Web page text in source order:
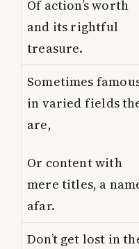
Of action’s worth
and its rightful
treasure.
Sometimes
in varied fields
are,
Or content with
mere titles, a
afar.
Don’t get lost in